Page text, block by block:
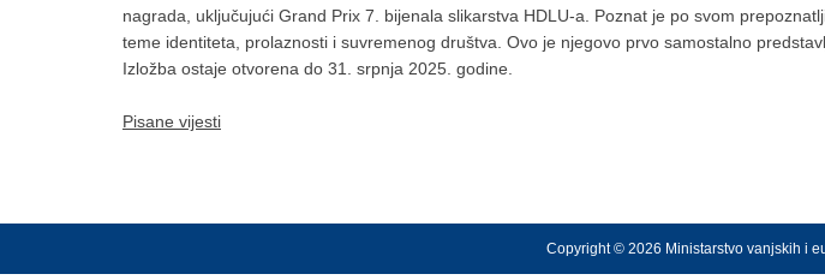
nagrada, uključujući Grand Prix 7. bijenala slikarstva HDLU-a. Poznat je po svom
teme identiteta, prolaznosti i suvremenog društva. Ovo je njegovo prvo samostalno
Izložba ostaje otvorena do 31. srpnja 2025. godine.
Pisane vijesti
Copyright © 2026 Ministarstvo vanjskih i